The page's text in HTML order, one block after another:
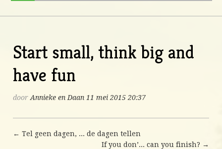
Start small, think big and
have fun
doorAnnieke en Daan 11 mei 2015 20:37
← Tel geen dagen, ... de dagen tellen
If you don’... can you finish? →